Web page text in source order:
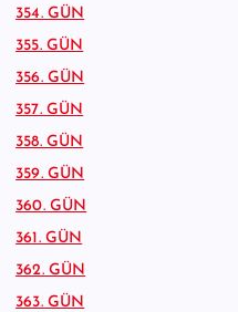
354. GÜN
355. GÜN
356. GÜN
357. GÜN
358. GÜN
359. GÜN
360. GÜN
361. GÜN
362. GÜN
363. GÜN